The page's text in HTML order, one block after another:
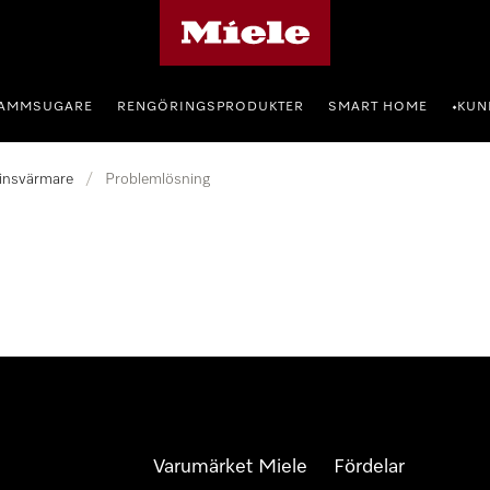
RENGÖRINGSPRODUKTER SMART HOME •
/ Problemlösning
Varumärket Miele Fördelar